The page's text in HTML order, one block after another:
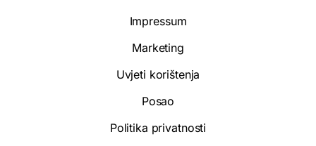
Impressum
Marketing
Uvjeti korištenja
Posao
Politika privatnosti